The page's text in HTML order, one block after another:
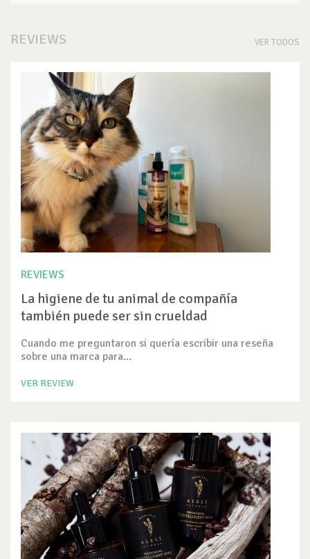
REVIEWS VER TODOS
REVIEWS
La higiene de tu animal de compañía
también puede ser sin crueldad
Cuando me preguntaron si quería escribir una reseña
sobre una marca para...
VER REVIEW